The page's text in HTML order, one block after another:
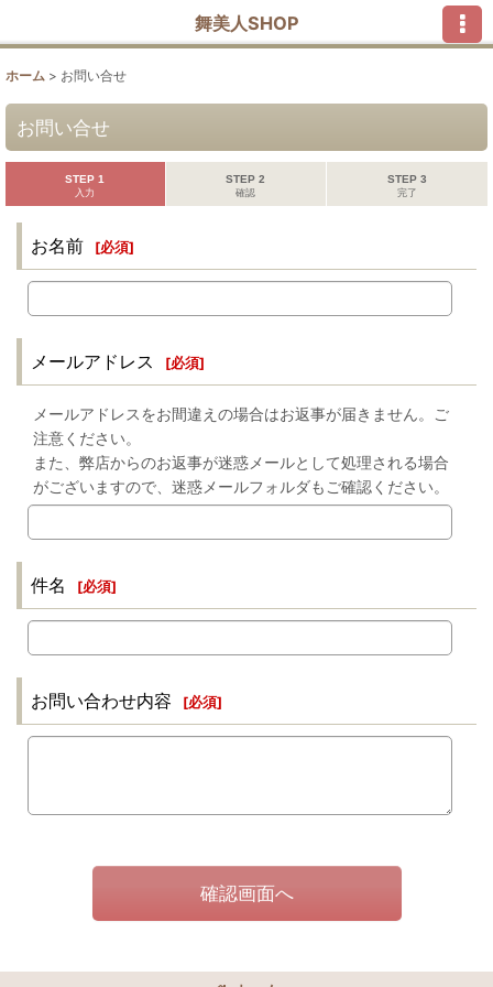
舞美人SHOP
ホーム > お問い合せ
お問い合せ
STEP 1
入力
STEP 2
確認
STEP 3
完了
お名前 [必須]
メールアドレス [必須]
メールアドレスをお間違えの場合はお返事が届きません。ご
注意ください。
また、弊店からのお返事が迷惑メールとして処理される場合
がございますので、迷惑メールフォルダもご確認ください。
件名 [必須]
お問い合わせ内容 [必須]
確認画面へ